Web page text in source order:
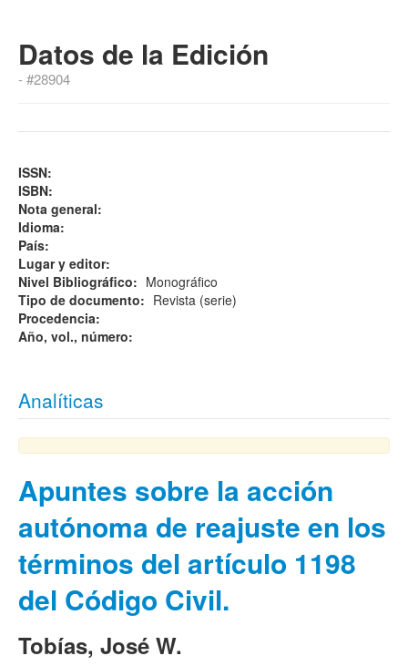
Datos de la Edición
- #28904
ISSN:
ISBN:
Nota general:
Idioma:
País:
Lugar y editor:
Nivel Bibliográfico: Monográfico
Tipo de documento: Revista (serie)
Procedencia:
Año, vol., número:
Analíticas
Apuntes sobre la acción
autónoma de reajuste en los
términos del artículo 1198
del Código Civil.
Tobías, José W.